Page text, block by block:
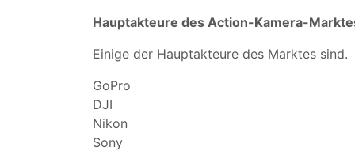
Hauptakteure des Action-Kamera-
Einige der Hauptakteure des Marktes sind.
GoPro
DJI
Nikon
Sony